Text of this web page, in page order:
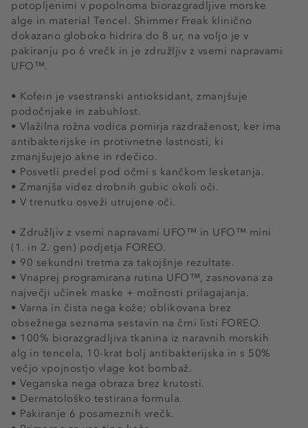
potopljenimi v popolnoma biorazgradljive morske
alge in material Tencel. Shimmer Freak klinično
dokazano globoko hidrira do 8 ur, na voljo je v
pakiranju po 6 vrečk in je združljiv z vsemi napravami
UFO™.
• Kofein je vsestranski antioksidant, zmanjšuje
podočnjake in zabuhlost.
• Vlažilna rožna vodica pomirja razdraženost, ker ima
antibakterijske in protivnetne lastnosti, ki
zmanjšujejo akne in rdečico.
• Posvetli predel pod očmi s kančkom lesketanja.
• Zmanjša videz drobnih gubic okoli oči.
• V trenutku osveži utrujene oči.
• Združljiv z vsemi napravami UFO™ in UFO™ mini
(1. in 2. gen) podjetja FOREO.
• 90 sekundni tretma za takojšnje rezultate.
• Vnaprej programirana rutina UFO™, zasnovana za
največji učinek maske + možnosti prilagajanja.
• Varna in čista nega kože; oblikovana brez
obsežnega seznama sestavin na črni listi FOREO.
• 100% biorazgradljiva tkanina iz naravnih morskih
alg in tencela, 10-krat bolj antibakterijska in s 50%
večjo vpojnostjo vlage kot bombaž.
• Veganska nega obraza brez krutosti.
• Dermatološko testirana formula.
• Pakiranje 6 posameznih vrečk.